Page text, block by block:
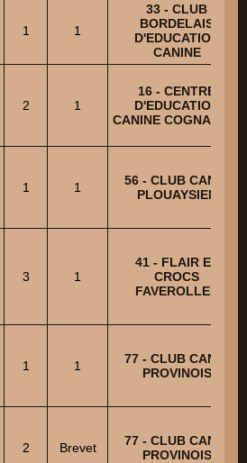
1 1
33 - CLUB
BORDELAIS
D'EDUCATION
CANINE
2 1
16 - CENTRE
D'EDUCATION
CANINE COGNACAIS
1 1
56 - CLUB CANIN
PLOUAYSIEN
3 1
41 - FLAIR ET
CROCS
FAVEROLLES
1 1
77 - CLUB CANIN
PROVINOIS
2 Brevet
77 - CLUB CANIN
PROVINOIS